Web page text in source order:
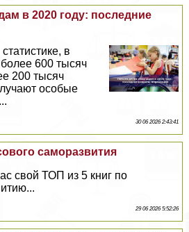
в 2020 году: последние
в
600 тысяч
200 тысяч
особые
30 06 2026 2:43:41
саморазвития
свой ТОП из 5 книг по
29 06 2026 5:52:26